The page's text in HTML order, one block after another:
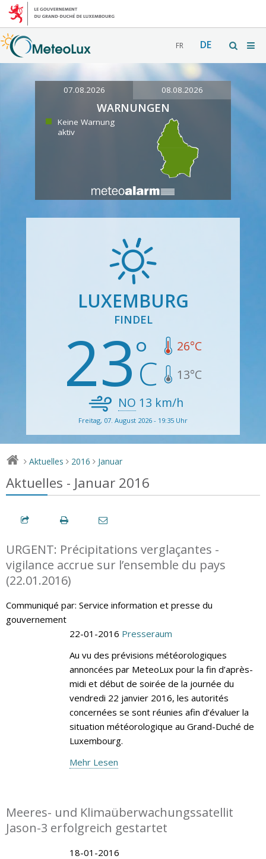
FR DE
07.08.2026 08.08.2026
WARNUNGEN
Keine Warnung
aktiv
LUXEMBURG
FINDEL
23 26°C
13°C
NO 13 km/h
Freitag, 07. August 2026 - 19:35 Uhr
> Aktuelles > 2016 > Januar
Aktuelles - Januar 2016
URGENT: Précipitations verglaçantes -
vigilance accrue sur l’ensemble du pays
(22.01.2016)
Communiqué par: Service information et presse du
gouvernement
22-01-2016 Presseraum
Au vu des prévisions météorologiques
annoncées par MeteoLux pour la fin d’après-
midi et début de soirée de la journée du
vendredi 22 janvier 2016, les autorités
concernées se sont réunies afin d’évaluer la
situation météorologique au Grand-Duché de
Luxembourg.
Mehr Lesen
Meeres- und Klimaüberwachungssatellit
Jason-3 erfolgreich gestartet
18-01-2016